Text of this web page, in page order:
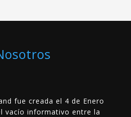
fue creada el 4 de Enero
vacío informativo entre la